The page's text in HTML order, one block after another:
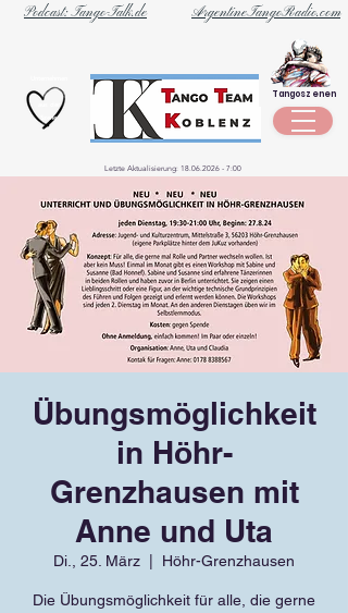
ArgentineTangoRadio.com
Podcast: Tango-Talk.de
Szene
Tangoszenen
Letzte Aktualisierung: 18.06.2026 - 7:00
Übungsmöglichkeit
in Höhr-
Grenzhausen mit
Anne und Uta
Di., 25. März Höhr-Grenzhausen
Die Übungsmöglichkeit für alle, die gerne